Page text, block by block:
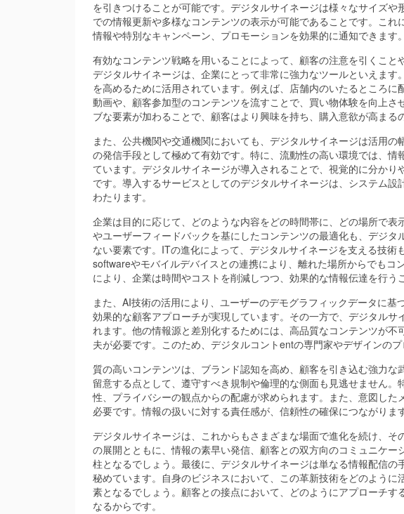
を引きつけることが可能です。デジタルサイネージは様々なサイズ
での情報更新や多様なコンテンツの表示が可能であることです。こ
情報や特別なキャンペーン、プロモーションを効果的に通知できます。
有効なコンテンツ戦略を用いることによって、顧客の注意を引くこ
デジタルサイネージは、企業にとって非常に強力なツールといえま
を高めるために活用されています。例えば、店舗内のいたるところ
動画や、顧客参加型のコンテンツを流すことで、買い物体験を向上
ブな要素が加わることで、顧客はより興味を持ち、購入意欲が高まる
また、公共機関や交通機関においても、デジタルサイネージは活用
の発信手段として極めて有効です。特に、流動性の高い環境では、
ています。デジタルサイネージが導入されることで、視覚的に分か
です。導入するサービスとしてのデジタルサイネージは、システム
わたります。
企業は目的に応じて、どのような内容をどの時間帯に、どの場所で
やユーザーフィードバックを基にしたコンテンツの最適化も、デジ
ない要素です。ITの進化によって、デジタルサイネージを支える技
softwareやモバイルデバイスとの連携により、離れた場所からでも
により、企業は時間やコストを削減しつつ、効果的な情報伝達を行う
また、AI技術の活用により、ユーザーのデモグラフィックデータに
効果的な顧客アプローチが実現しています。その一方で、デジタル
れます。他の情報源と差別化するためには、高品質なコンテンツが
夫が必要です。このため、デジタルコントentの専門家やデザインのプ
質の高いコンテンツは、ブランド認知を高め、顧客を引き込む強力
留意する点として、遵守すべき規制や倫理的な側面も見逃せません
性、プライバシーの観点からの配慮が求められます。また、意図し
必要です。情報の扱いに対する責任感が、信頼性の確保につながります
デジタルサイネージは、これからもさまざまな場面で進化を続け、
の展開とともに、情報の素早い発信、顧客との双方向のコミュニケ
柱となるでしょう。最後に、デジタルサイネージは単なる情報配信
秘めています。自身のビジネスにおいて、この革新技術をどのよう
素となるでしょう。顧客との接点において、どのようにアプローチ
なるからです。